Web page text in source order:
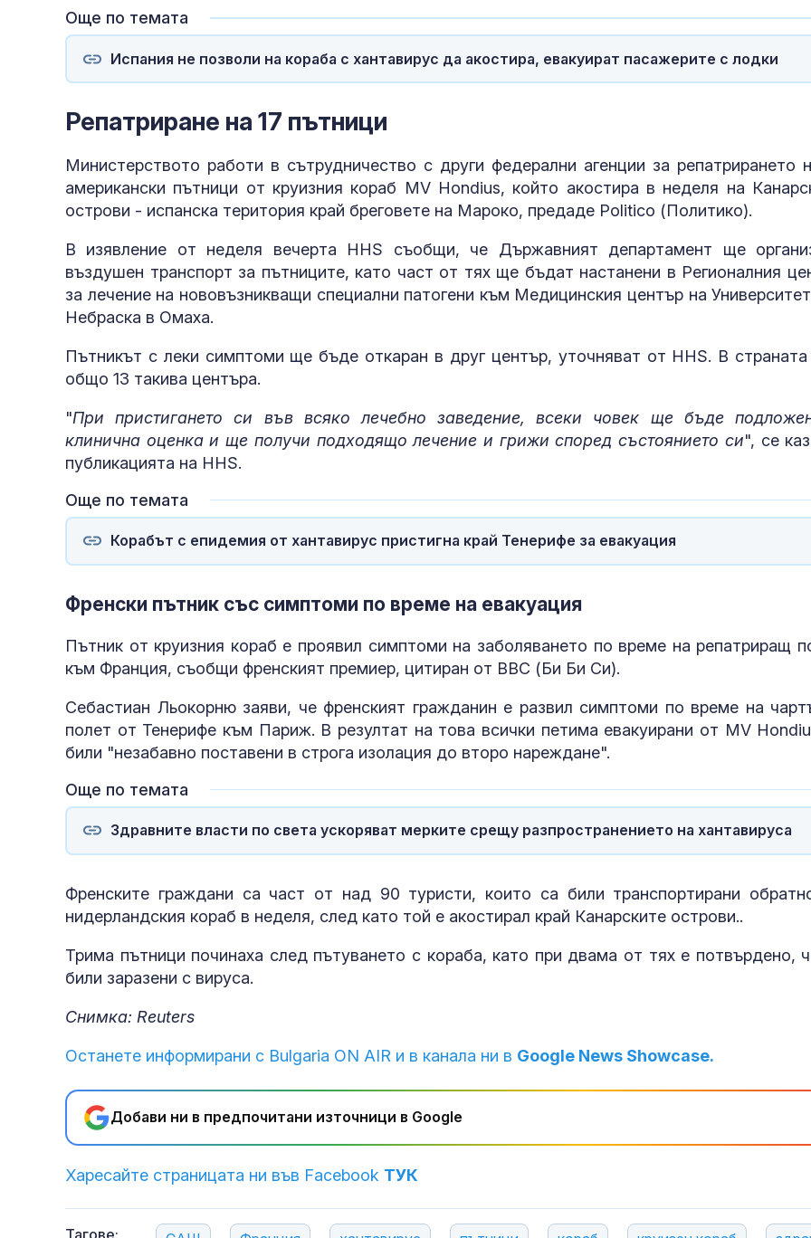
Още по темата
Испания не позволи на кораба с хантавирус да акостира, евакуират пасажерите с лодки
Репатриране на 17 пътници
Министерството работи в сътрудничество с други федерални агенции за репатрирането
американски пътници от круизния кораб MV Hondius, който акостира в неделя на
острови - испанска територия край бреговете на Мароко, предаде Politico (Политико).
В изявление от неделя вечерта HHS съобщи, че Държавният департамент ще
въздушен транспорт за пътниците, като част от тях ще бъдат настанени в Регионалния
за лечение на нововъзникващи специални патогени към Медицинския център на
Небраска в Омаха.
Пътникът с леки симптоми ще бъде откаран в друг център, уточняват от HHS. В
общо 13 такива центъра.
"При пристигането си във всяко лечебно заведение, всеки човек ще бъде
клинична оценка и ще получи подходящо лечение и грижи според състоянието си", се
публикацията на HHS.
Още по темата
Корабът с епидемия от хантавирус пристигна край Тенерифе за евакуация
Френски пътник със симптоми по време на евакуация
Пътник от круизния кораб е проявил симптоми на заболяването по време на репатриращ
към Франция, съобщи френският премиер, цитиран от BBC (Би Би Си).
Себастиан Льокорню заяви, че френският гражданин е развил симптоми по време на
полет от Тенерифе към Париж. В резултат на това всички петима евакуирани от MV
били "незабавно поставени в строга изолация до второ нареждане".
Още по темата
Здравните власти по света ускоряват мерките срещу разпространението на хантавируса
Френските граждани са част от над 90 туристи, които са били транспортирани
нидерландския кораб в неделя, след като той е акостирал край Канарските острови..
Трима пътници починаха след пътуването с кораба, като при двама от тях е потвърдено,
били заразени с вируса.
Снимка: Reuters
Останете информирани с Bulgaria ON AIR и в канала ни в Google News Showcase.
Добави ни в предпочитани източници в Google
Харесайте страницата ни във Facebook ТУК
Тагове:
Убийство
Слънчака:
пред очите
И Уитни
Бака за